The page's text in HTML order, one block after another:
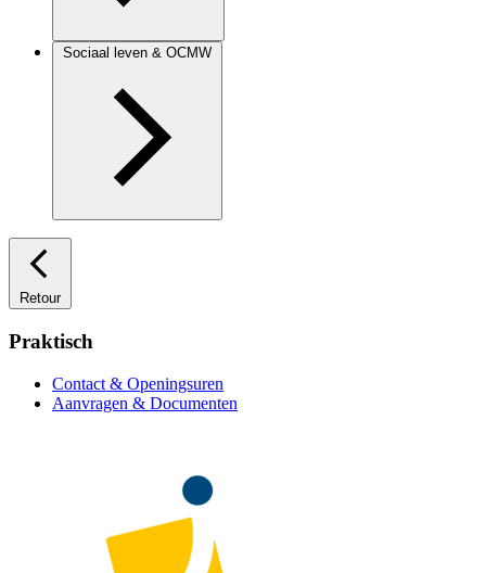
Sociaal leven & OCMW
Retour
Praktisch
Contact & Openingsuren
Aanvragen & Documenten